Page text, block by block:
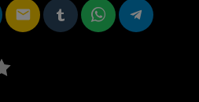
email